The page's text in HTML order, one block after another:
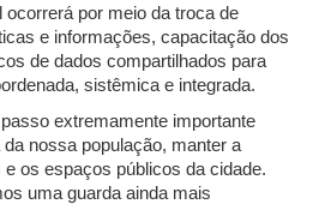
ocorrerá por meio da troca de
e informações, capacitação dos
de dados compartilhados para
sistêmica e integrada.
extremamente importante
nossa população, manter a
os espaços públicos da cidade.
uma guarda ainda mais